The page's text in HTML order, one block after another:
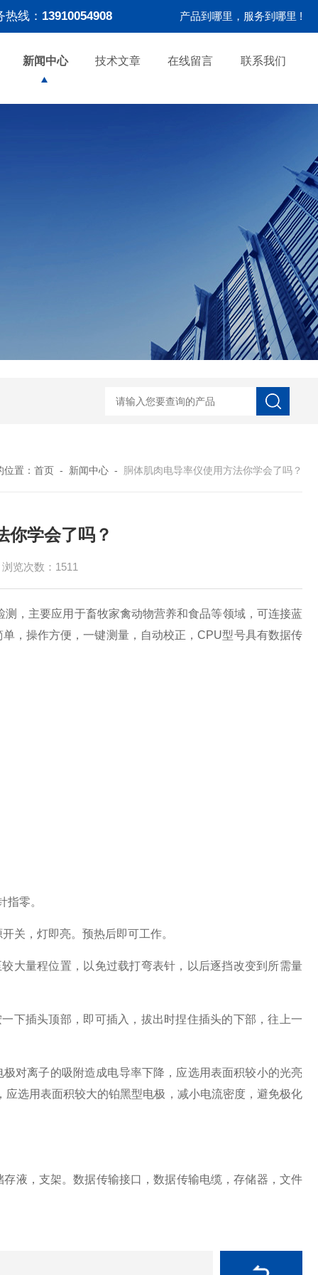
热线： 13910054908 产品到哪里，服务到哪里 !
新闻中心 技术文章 在线留言 联系我们
公马精子分析仪 种马精子分析仪 马精子分析仪
位置： 首页 - 新闻中心 - 胴体肌肉电导率仪使用方法你学会了吗？
你学会了吗？
浏览次数：1511
，主要应用于畜牧家禽动物营养和食品等领域，可连接蓝
，操作方便，一键测量，自动校正，CPU型号具有数据传
零。
，灯即亮。预热后即可工作。
量程位置，以免过载打弯表针，以后逐挡改变到所需量
插头顶部，即可插入，拔出时捏住插头的下部，往上一
离子的吸附造成电导率下降，应选用表面积较小的光亮
选用表面积较大的铂黑型电极，减小电流密度，避免极化
，支架。数据传输接口，数据传输电缆，存储器，文件